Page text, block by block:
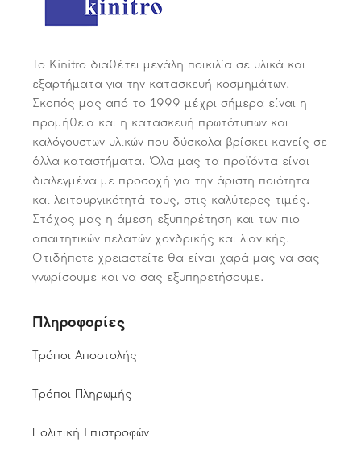
Το Kinitro διαθέτει μεγάλη ποικιλία σε υλικά και
εξαρτήματα για την κατασκευή κοσμημάτων.
Σκοπός μας από το 1999 μέχρι σήμερα είναι η
προμήθεια και η κατασκευή πρωτότυπων και
καλόγουστων υλικών που δύσκολα βρίσκει κανείς σε
άλλα καταστήματα. Όλα μας τα προϊόντα είναι
διαλεγμένα με προσοχή για την άριστη ποιότητα
και λειτουργικότητά τους, στις καλύτερες τιμές.
Στόχος μας η άμεση εξυπηρέτηση και των πιο
απαιτητικών πελατών χονδρικής και λιανικής.
Οτιδήποτε χρειαστείτε θα είναι χαρά μας να σας
γνωρίσουμε και να σας εξυπηρετήσουμε.
Πληροφορίες
Τρόποι Αποστολής
Τρόποι Πληρωμής
Πολιτική Επιστροφών